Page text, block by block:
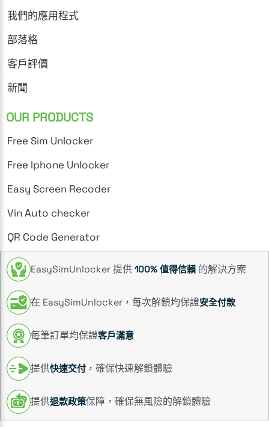
我們的應用程式
部落格
客戶評價
新聞
OUR PRODUCTS
Free Sim Unlocker
Free Iphone Unlocker
Easy Screen Recoder
Vin Auto checker
QR Code Generator
EasySimUnlocker 提供 100% 值得信賴 的解決方案
在 EasySimUnlocker，每次解鎖均保證安全付款
每筆訂單均保證客戶滿意
提供快速交付 ，確保快速解鎖體驗
提供退款政策保障，確保無風險的解鎖體驗